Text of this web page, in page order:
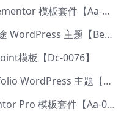
Jarvis – 网络安全服务 Elementor 模板套件【Aa-0035】
lmpeka v1.3.9-创意多用途 WordPress 主题【Be-0064】
模板【Dc-0076】
Rhye v3.5.3 – AJAX Portfolio WordPress 主题【Bi-0049】
Agria – 农业公司 Elementor Pro 模板套件【Aa-0003】